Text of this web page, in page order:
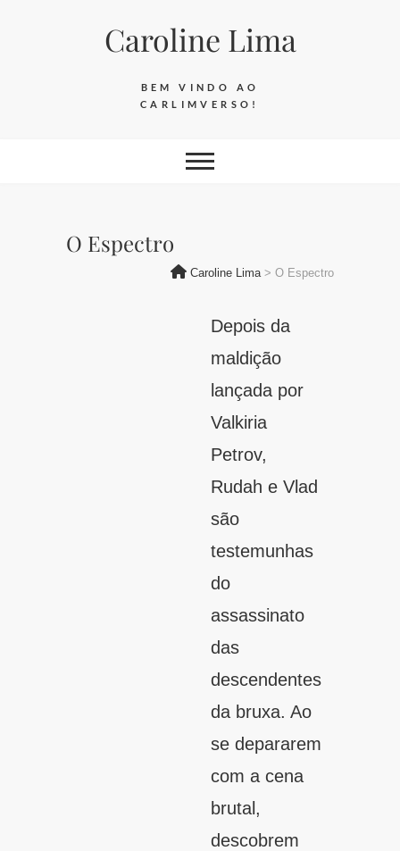
Caroline Lima
BEM VINDO AO
CARLIMVERSO!
O Espectro
Caroline Lima> O Espectro
Depois da
maldição
lançada por
Valkiria
Petrov,
Rudah e Vlad
são
testemunhas
do
assassinato
das
descendentes
da bruxa. Ao
se depararem
com a cena
brutal,
descobrem